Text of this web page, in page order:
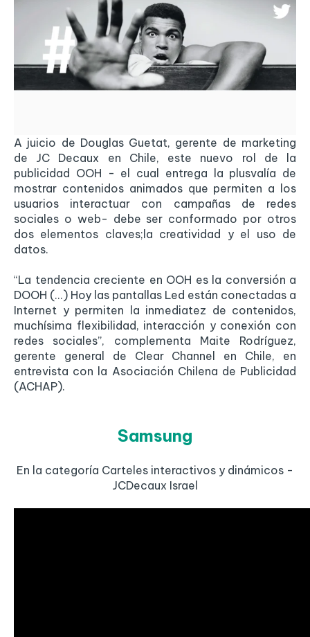
A juicio de Douglas Guetat, gerente de marketing
de JC Decaux en Chile, este nuevo rol de la
publicidad OOH - el cual entrega la plusvalía de
mostrar contenidos animados que permiten a los
usuarios interactuar con campañas de redes
sociales o web- debe ser conformado por otros
dos elementos claves;la creatividad y el uso de
datos.
“La tendencia creciente en OOH es la conversión a
DOOH (...) Hoy las pantallas Led están conectadas a
Internet y permiten la inmediatez de contenidos,
muchísima flexibilidad, interacción y conexión con
redes sociales”, complementa Maite Rodríguez,
gerente general de Clear Channel en Chile, en
entrevista con la Asociación Chilena de Publicidad
(ACHAP).
Samsung
En la categoría Carteles interactivos y dinámicos -
JCDecaux Israel